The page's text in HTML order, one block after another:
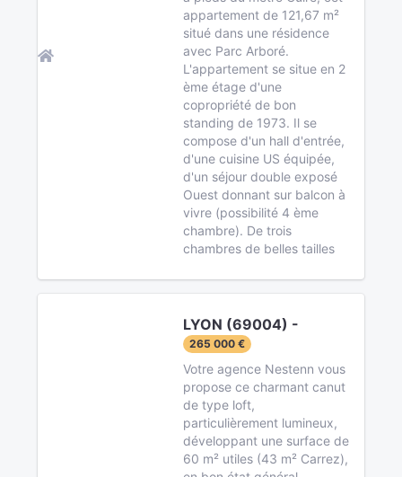
appartement de 121,67 m²
situé dans une résidence
avec Parc Arboré.
L'appartement se situe en 2
ème étage d'une
copropriété de bon
standing de 1973. Il se
compose d'un hall d'entrée,
d'une cuisine US équipée,
d'un séjour double exposé
Ouest donnant sur balcon à
vivre (possibilité 4 ème
chambre). De trois
chambres de belles tailles
LYON (69004) -
265 000 €
Votre agence Nestenn vous
propose ce charmant canut
de type loft,
particulièrement lumineux,
développant une surface de
60 m² utiles (43 m² Carrez),